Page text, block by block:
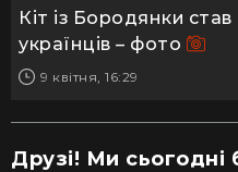
Кіт із Бородянки
українців – фото
9 квітня, 16:29
Друзі! Ми